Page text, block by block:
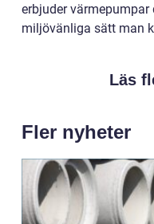
erbjuder
miljövänliga sätt man
Läs
Fler nyheter